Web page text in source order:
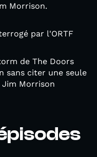
Morrison.
par l'ORTF
de The Doors
sans citer une seule
Morrison